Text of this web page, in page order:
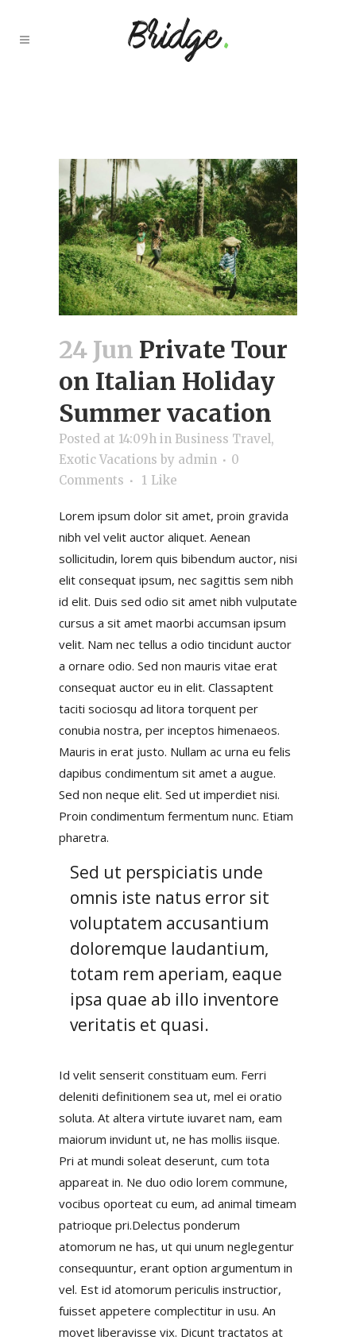
24 Jun Private Tour
on Italian Holiday
Summer vacation
Posted at 14:09h in Business Travel ,
Exotic Vacations by admin
0
Comments
1 Like
Lorem ipsum dolor sit amet, proin gravida
nibh vel velit auctor aliquet. Aenean
sollicitudin, lorem quis bibendum auctor, nisi
elit consequat ipsum, nec sagittis sem nibh
id elit. Duis sed odio sit amet nibh vulputate
cursus a sit amet maorbi accumsan ipsum
velit. Nam nec tellus a odio tincidunt auctor
a ornare odio. Sed non mauris vitae erat
consequat auctor eu in elit. Classaptent
taciti sociosqu ad litora torquent per
conubia nostra, per inceptos himenaeos.
Mauris in erat justo. Nullam ac urna eu felis
dapibus condimentum sit amet a augue.
Sed non neque elit. Sed ut imperdiet nisi.
Proin condimentum fermentum nunc. Etiam
pharetra.
Sed ut perspiciatis unde
omnis iste natus error sit
voluptatem accusantium
doloremque laudantium,
totam rem aperiam, eaque
ipsa quae ab illo inventore
veritatis et quasi.
Id velit senserit constituam eum. Ferri
deleniti definitionem sea ut, mel ei oratio
soluta. At altera virtute iuvaret nam, eam
maiorum invidunt ut, ne has mollis iisque.
Pri at mundi soleat deserunt, cum tota
appareat in. Ne duo odio lorem commune,
vocibus oporteat cu eum, ad animal timeam
patrioque pri.Delectus ponderum
atomorum ne has, ut qui unum neglegentur
consequuntur, erant option argumentum in
vel. Est id atomorum periculis instructior,
fuisset appetere complectitur in usu. An
movet liberavisse vix. Dicunt tractatos at